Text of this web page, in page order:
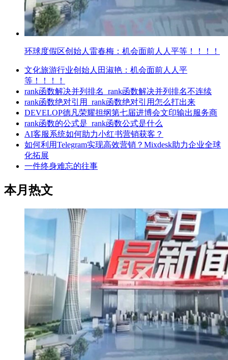
环球度假区创始人雷春梅：机会面前人人平等！！！！
文化旅游行业创始人田淑艳：机会面前人人平
等！！！！
rank函数解决并列排名_rank函数解决并列排名不连续
rank函数绝对引用_rank函数绝对引用怎么打出来
DEVELOP德凡荣耀担纲第七届进博会文印输出服务商
rank函数的公式是_rank函数公式是什么
AI客服系统如何助力小红书营销获客？
如何利用Telegram实现高效营销？Mixdesk助力企业全球
化拓展
一件终身难忘的往事
本月热文